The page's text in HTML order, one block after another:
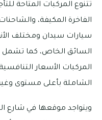
تتنوع المركبات المتاحة
الفاخرة المكيفة،
سيارات سيدان ومختلف
السائق الخاص، كما تشمل
المركبات الأسعار
الشاملة بأعلى مستوى
ويتواجد موقعها في شارع